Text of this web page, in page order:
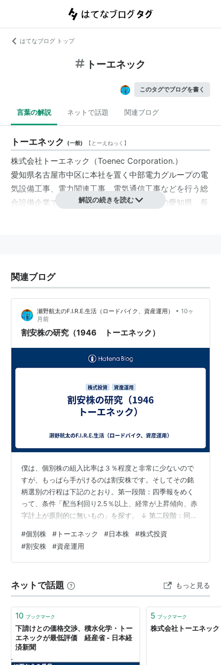
はてなブログ トップ
トーエネック
このタグでブログを書く
言葉の解説 ネットで話題 関連ブログ
トーエネック (一般) 【 とーえねっく 】
株式会社トーエネック（Toenec Corporation.）
愛知県名古屋市中区に本社を置く中部電力グループの電
気設備工事、電力関連工事、電気通信工事などを行う総
合設備企業である。業務は中部電力エリアの愛知県、長
解説の続きを読む
関連ブログ
瀬野航太のF.I.R.E.生活（ロードバイク、資産運用） • 10ヶ
月前
割安株の研究（1946 トーエネック）
僕は、個別株の組入比率は３％程度と非常に少ないので
すが、もっぱら手がけるのは割安株です。そしてその銘
柄選別の行程は下記のとおり。第一段階：四季報をめく
って、条件「配当利回り2.5％以上、経常が上昇傾向、赤
字計上が原則的に無いもの」を探す。 ↓ 第二段階：同業
よりPER、PBRが安い」場合は、第三段階へ。 ↓ 第三段
階：その企業のWEBサイト、証券会社の投資ツールを見
て情報収集。お眼鏡にかなう企業なら投資候補先リスト
カル的に投資妙味が出た段階で買い注文。 今回も前回に
引き続き第2段階を超え…
#個別株 # トーエネック #日本株 #株式投資
#割安株 #資産運用
ネットで話題 もっと見る
10 ブックマーク
下請けとの価格交渉、積水化学・トー
エネックが最低評価 経産省 - 日本経
済新聞
5 ブックマーク
株式会社トーエネック